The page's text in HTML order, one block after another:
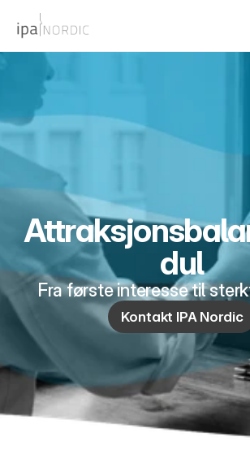
PRODUCT
Design
Content
RESOURCES
Blog
Careers
Docs
dul
Fra første interesse til
Kontakt IPA Nordic